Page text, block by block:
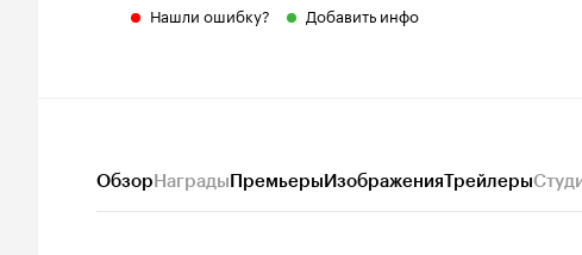
Нашли ошибку? Добавить инфо
ОбзорНаградыПремьерыИзображенияТрейлеры